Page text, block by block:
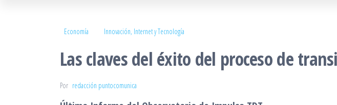
Economía Innovación, Internet y Tecnología
Las claves del éxito del proceso de
Por redacción puntocomunica